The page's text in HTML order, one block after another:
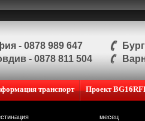
- 0878 989 647
- 0878 811 504
транспорт Проект
месец